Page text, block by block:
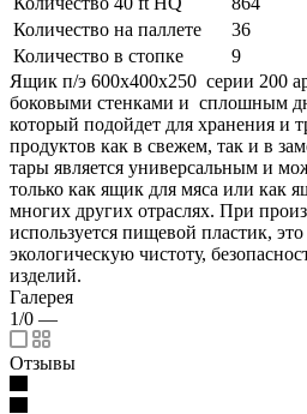
Количество на паллете
36
Количество в стопке
9
Ящик п/э 600х400х250 серии 200
боковыми стенками и сплошным
который подойдет для хранения и
продуктов как в свежем, так и в
тары является универсальным и
только как ящик для мяса или как
многих других отраслях. При
используется пищевой пластик, это
экологическую чистоту,
изделий.
Галерея
1/0 —
Отзывы